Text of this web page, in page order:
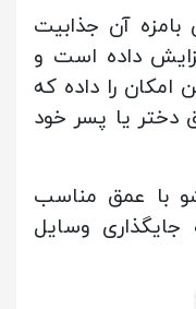
آن جذابیت
داده است و
امکان را داده که
دختر یا پسر خود
با عمق مناسب
وسایل